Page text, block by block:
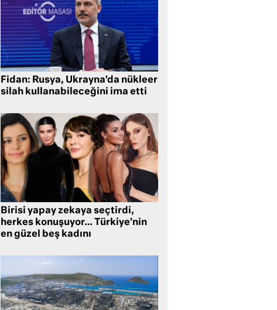
Fidan: Rusya, Ukrayna’da nükleer
silah kullanabileceğini ima etti
Birisi yapay zekaya seçtirdi,
herkes konuşuyor… Türkiye’nin
en güzel beş kadını